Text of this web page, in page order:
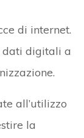
di internet.
dati digitali a
all’utilizzo
la